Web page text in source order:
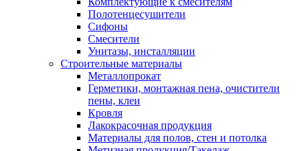
Полотенцесушители
Сифоны
Смесители
Унитазы, инсталляции
Строительные материалы
Металлопрокат
Герметики, монтажная пена, очистители
пены, клеи
Кровля
Лакокрасочная продукция
Материалы для полов, стен и потолка